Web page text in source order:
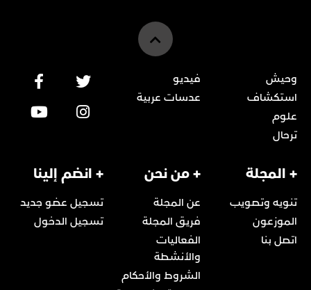
وحيش
استكشاف
علوم
ترحال
فيديو
عدسات عربية
+ المجلة
تنويه وتصويب
الموزعون
اتصل بنا
+ من نحن
عن المجلة
فريق المجلة
الفعاليات
والأنشطة
الشروط والأحكام
+ انضم إلينا
تسجيل عضو جديد
تسجيل الدخول